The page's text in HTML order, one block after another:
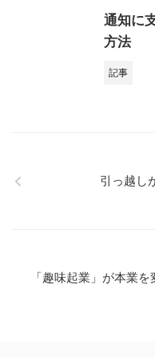
通知に
方法
記事
引っ越し
「趣味起業」が本業